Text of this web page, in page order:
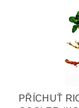
PŘÍCHUŤ